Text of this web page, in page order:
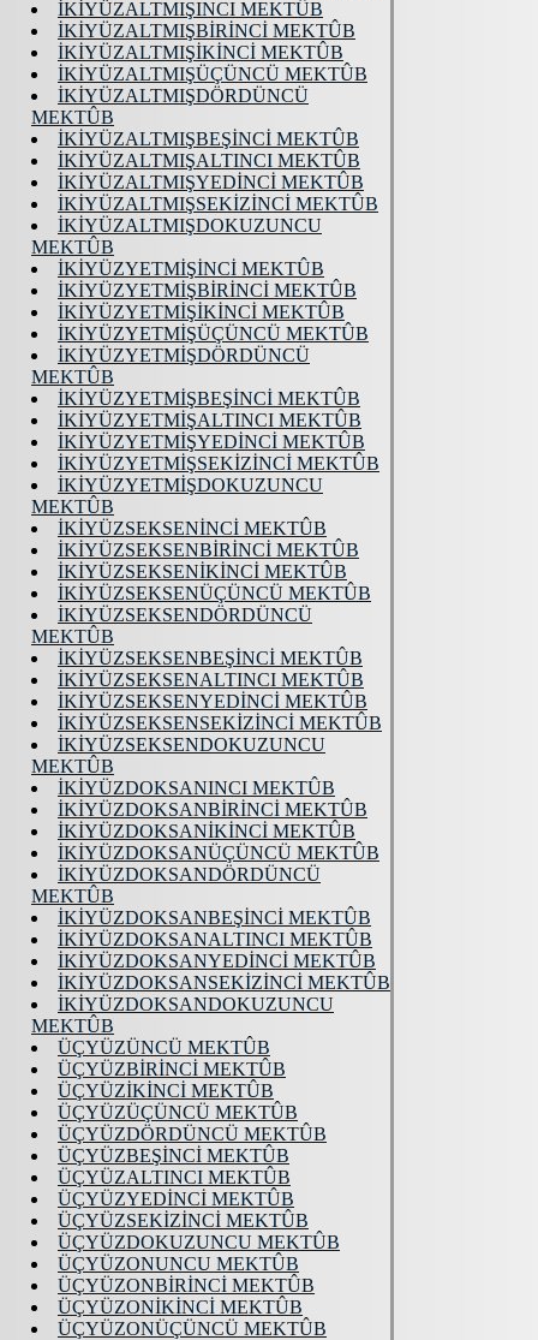
İKİYÜZALTMIŞINCI MEKTÛB
İKİYÜZALTMIŞBİRİNCİ MEKTÛB
İKİYÜZALTMIŞİKİNCİ MEKTÛB
İKİYÜZALTMIŞÜÇÜNCÜ MEKTÛB
İKİYÜZALTMIŞDÖRDÜNCÜ
MEKTÛB
İKİYÜZALTMIŞBEŞİNCİ MEKTÛB
İKİYÜZALTMIŞALTINCI MEKTÛB
İKİYÜZALTMIŞYEDİNCİ MEKTÛB
İKİYÜZALTMIŞSEKİZİNCİ MEKTÛB
İKİYÜZALTMIŞDOKUZUNCU
MEKTÛB
İKİYÜZYETMİŞİNCİ MEKTÛB
İKİYÜZYETMİŞBİRİNCİ MEKTÛB
İKİYÜZYETMİŞİKİNCİ MEKTÛB
İKİYÜZYETMİŞÜÇÜNCÜ MEKTÛB
İKİYÜZYETMİŞDÖRDÜNCÜ
MEKTÛB
İKİYÜZYETMİŞBEŞİNCİ MEKTÛB
İKİYÜZYETMİŞALTINCI MEKTÛB
İKİYÜZYETMİŞYEDİNCİ MEKTÛB
İKİYÜZYETMİŞSEKİZİNCİ MEKTÛB
İKİYÜZYETMİŞDOKUZUNCU
MEKTÛB
İKİYÜZSEKSENİNCİ MEKTÛB
İKİYÜZSEKSENBİRİNCİ MEKTÛB
İKİYÜZSEKSENİKİNCİ MEKTÛB
İKİYÜZSEKSENÜÇÜNCÜ MEKTÛB
İKİYÜZSEKSENDÖRDÜNCÜ
MEKTÛB
İKİYÜZSEKSENBEŞİNCİ MEKTÛB
İKİYÜZSEKSENALTINCI MEKTÛB
İKİYÜZSEKSENYEDİNCİ MEKTÛB
İKİYÜZSEKSENSEKİZİNCİ MEKTÛB
İKİYÜZSEKSENDOKUZUNCU
MEKTÛB
İKİYÜZDOKSANINCI MEKTÛB
İKİYÜZDOKSANBİRİNCİ MEKTÛB
İKİYÜZDOKSANİKİNCİ MEKTÛB
İKİYÜZDOKSANÜÇÜNCÜ MEKTÛB
İKİYÜZDOKSANDÖRDÜNCÜ
MEKTÛB
İKİYÜZDOKSANBEŞİNCİ MEKTÛB
İKİYÜZDOKSANALTINCI MEKTÛB
İKİYÜZDOKSANYEDİNCİ MEKTÛB
İKİYÜZDOKSANSEKİZİNCİ MEKTÛB
İKİYÜZDOKSANDOKUZUNCU
MEKTÛB
ÜÇYÜZÜNCÜ MEKTÛB
ÜÇYÜZBİRİNCİ MEKTÛB
ÜÇYÜZİKİNCİ MEKTÛB
ÜÇYÜZÜÇÜNCÜ MEKTÛB
ÜÇYÜZDÖRDÜNCÜ MEKTÛB
ÜÇYÜZBEŞİNCİ MEKTÛB
ÜÇYÜZALTINCI MEKTÛB
ÜÇYÜZYEDİNCİ MEKTÛB
ÜÇYÜZSEKİZİNCİ MEKTÛB
ÜÇYÜZDOKUZUNCU MEKTÛB
ÜÇYÜZONUNCU MEKTÛB
ÜÇYÜZONBİRİNCİ MEKTÛB
ÜÇYÜZONİKİNCİ MEKTÛB
ÜÇYÜZONÜÇÜNCÜ MEKTÛB